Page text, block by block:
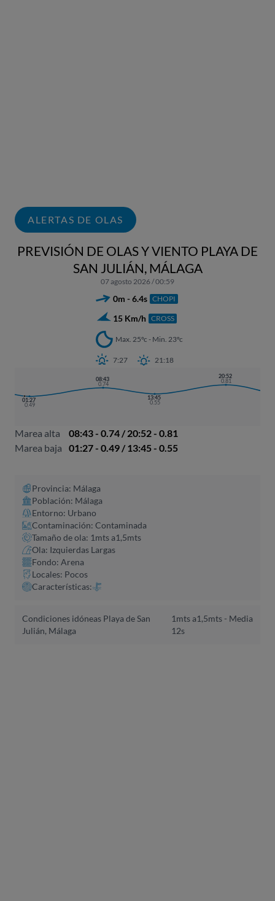
ALERTAS DE OLAS
PREVISIÓN DE OLAS Y VIENTO PLAYA DE
SAN JULIÁN, MÁLAGA
07 agosto 2026 / 00:59
0m - 6.4s CHOPI
15 Km/h CROSS
Max. 25ºc - Min. 23ºc
7:27 21:18
01:27
0.49
08:43
0.74
13:45
0.55
20:52
0.81
Marea alta
08:43 - 0.74 / 20:52 - 0.81
Marea baja
01:27 - 0.49 / 13:45 - 0.55
Provincia: Málaga
Población: Málaga
Entorno: Urbano
Contaminación: Contaminada
Tamaño de ola: 1mts a1,5mts
Ola: Izquierdas Largas
Fondo: Arena
Locales: Pocos
Características:
Condiciones idóneas Playa de San
Julián, Málaga
1mts a1,5mts -
12s
Media